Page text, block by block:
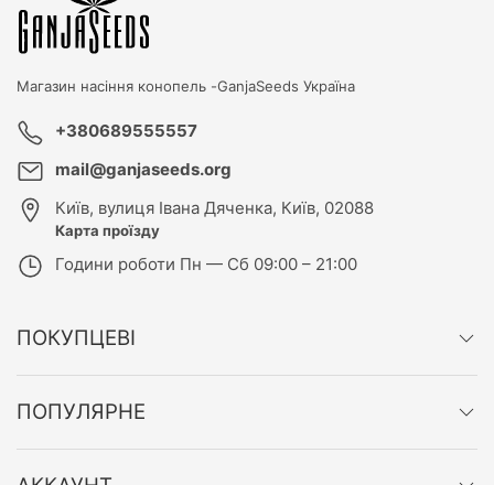
Магазин насіння конопель -GanjaSeeds Україна
+380689555557
mail@ganjaseeds.org
Київ, вулиця Івана Дяченка, Київ, 02088
Карта проїзду
Години роботи Пн — Сб 09:00 – 21:00
ПОКУПЦЕВІ
ПОПУЛЯРНЕ